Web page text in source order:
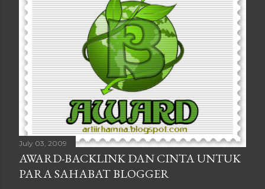
July 03, 2009
AWARD-BACKLINK DAN CINTA UNTUK
PARA SAHABAT BLOGGER